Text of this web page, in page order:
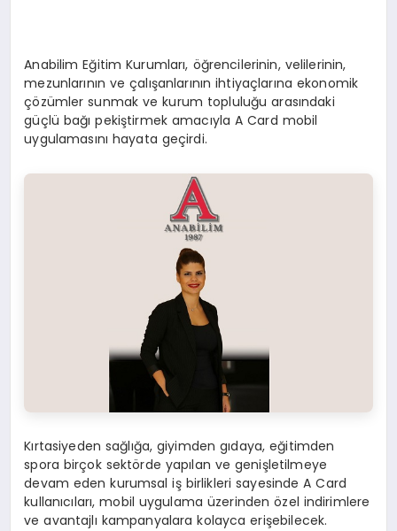
Anabilim Eğitim Kurumları, öğrencilerinin, velilerinin,
mezunlarının ve çalışanlarının ihtiyaçlarına ekonomik
çözümler sunmak ve kurum topluluğu arasındaki
güçlü bağı pekiştirmek amacıyla A Card mobil
uygulamasını hayata geçirdi.
Kırtasiyeden sağlığa, giyimden gıdaya, eğitimden
spora birçok sektörde yapılan ve genişletilmeye
devam eden kurumsal iş birlikleri sayesinde A Card
kullanıcıları, mobil uygulama üzerinden özel indirimlere
ve avantajlı kampanyalara kolayca erişebilecek.